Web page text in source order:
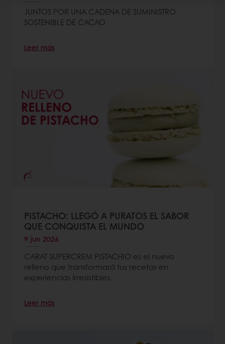
JUNTOS POR UNA CADENA DE SUMINISTRO
SOSTENIBLE DE CACAO
Leer más
PISTACHO: LLEGÓ A PURATOS EL SABOR
QUE CONQUISTA EL MUNDO
9 jun 2026
CARAT SUPERCREM PISTACHIO es el nuevo
relleno que transformará tus recetas en
experiencias irresistibles.
Leer más